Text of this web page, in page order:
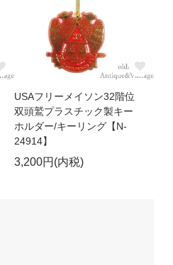
USAフリーメイソン32階位
双頭鷲プラスチック製キー
ホルダー/キーリング【N-
24914】
3,200円(内税)